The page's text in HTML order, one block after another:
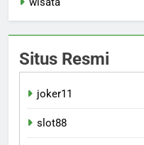
Situs Resmi
joker11
slot88